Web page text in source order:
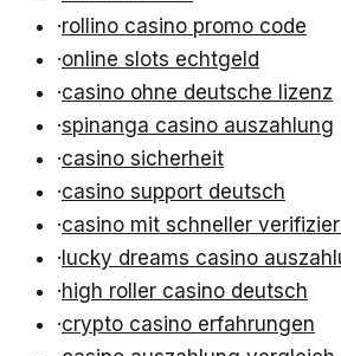
·rollino casino promo code
·online slots echtgeld
·casino ohne deutsche lizenz
·spinanga casino auszahlung
·casino sicherheit
·casino support deutsch
·casino mit schneller
·lucky dreams casino
·high roller casino deutsch
·crypto casino erfahrungen